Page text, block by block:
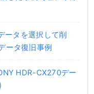
ータを選択して削
ータ復旧事例
HDR-CX270デー